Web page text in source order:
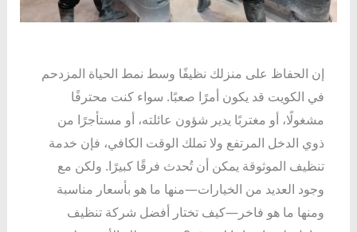
إن الحفاظ على منزلك نظيفًا وسط نمط الحياة المزدحم
في الكويت قد يكون أمرًا صعبًا. سواء كنت محترفًا
مشغولًا، أو مغتربًا يدير شؤون عائلته، أو مستأجرًا من
ذوي الدخل المرتفع ولا تملك الوقت الكافي، فإن خدمة
تنظيف الموثوقة يمكن أن تُحدث فرقًا كبيرًا. ولكن مع
وجود العديد من الخيارات—منها ما هو بأسعار مناسبة
ومنها ما هو فاخر—كيف تختار أفضل شركة تنظيف